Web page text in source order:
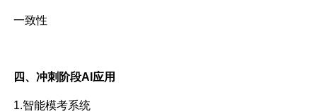
一致性
四、冲刺阶段AI应用
1.智能模考系统